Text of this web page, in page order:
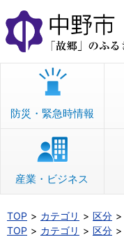
本
文
へ
移
防災・緊急時情報
産業・ビジネス
TOP カテゴリ 区分
TOP
カテゴリ 区分